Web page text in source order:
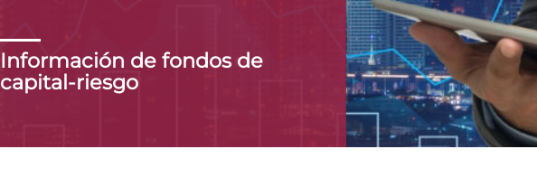
Información de fondos de
capital-riesgo